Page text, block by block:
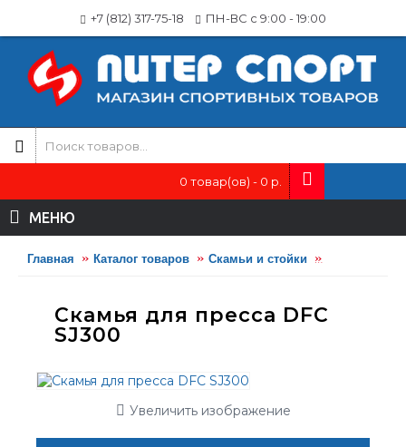
+7 (812) 317-75-18 ПН-ВС с 9:00 - 19:00
0 товар(ов) - 0 р.
МЕНЮ
Главная Каталог товаров Скамьи и стойки
Скамья для пресса DFC
SJ300
Увеличить изображение